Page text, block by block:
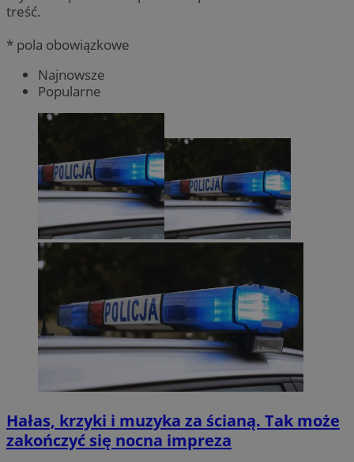
treść.
* pola obowiązkowe
Najnowsze
Popularne
Hałas, krzyki i muzyka za ścianą. Tak może
zakończyć się nocna impreza